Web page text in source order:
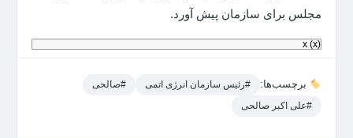
مجلس برای سازمان پیش آورد.
x (x)
برچسب‌ها: #رئیس سازمان انرژی اتمی
#صالحی
#علی اکبر صالحی